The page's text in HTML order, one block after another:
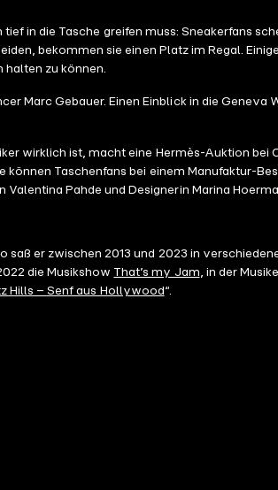
tief in die Tasche greifen muss: Sneakerfans
bekommen sie einen Platz im Regal.
halten zu können.
Marc Gebauer. Einen Einblick in die Geneva
wirklich ist, macht eine Hermès-Auktion bei
Taschenfans bei einem Manufaktur-
Pahde und Designerin Marina
saß er zwischen 2013 und 2023 in
die Musikshow That’s my Jam, in der
Hills – Senf aus Hollywood “.